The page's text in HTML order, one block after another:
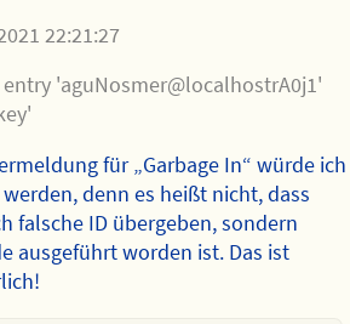
22:21:27
'aguNosmer@localhostrA0j1'
für „Garbage In“ würde ich
denn es heißt nicht, dass
falsche ID übergeben, sondern
ausgeführt worden ist. Das ist